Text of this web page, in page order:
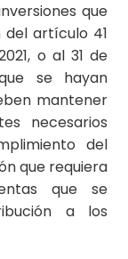
que
artículo 41
o al 31 de
se hayan
mantener
necesarios
del
que requiera
que se
a los